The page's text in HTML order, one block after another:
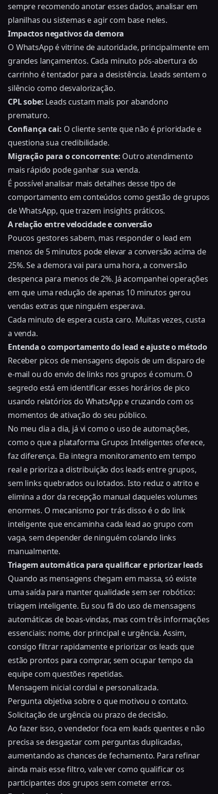
sempre recomendo anotar esses dados, analisar em
planilhas ou sistemas e agir com base neles.
Impactos negativos da demora
O WhatsApp é vitrine de autoridade, principalmente em
grandes lançamentos. Cada minuto pós-abertura do
carrinho é tentador para a desistência. Leads sentem o
silêncio como desvalorização.
CPL sobe: Leads custam mais por abandono
prematuro.
Confiança cai: O cliente sente que não é prioridade e
questiona sua credibilidade.
Migração para o concorrente: Outro atendimento
mais rápido pode ganhar sua venda.
É possível analisar mais detalhes desse tipo de
comportamento em conteúdos como gestão de grupos
de WhatsApp, que trazem insights práticos.
A relação entre velocidade e conversão
Poucos gestores sabem, mas responder o lead em
menos de 5 minutos pode elevar a conversão acima de
25%. Se a demora vai para uma hora, a conversão
despenca para menos de 2%. Já acompanhei operações
em que uma redução de apenas 10 minutos gerou
vendas extras que ninguém esperava.
Cada minuto de espera custa caro. Muitas vezes, custa
a venda.
Entenda o comportamento do lead e ajuste o método
Receber picos de mensagens depois de um disparo de
e-mail ou do envio de links nos grupos é comum. O
segredo está em identificar esses horários de pico
usando relatórios do WhatsApp e cruzando com os
momentos de ativação do seu público.
No meu dia a dia, já vi como o uso de automações,
como o que a plataforma Grupos Inteligentes oferece,
faz diferença. Ela integra monitoramento em tempo
real e prioriza a distribuição dos leads entre grupos,
sem links quebrados ou lotados. Isto reduz o atrito e
elimina a dor da recepção manual daqueles volumes
enormes. O mecanismo por trás disso é o do link
inteligente que encaminha cada lead ao grupo com
vaga, sem depender de ninguém colando links
manualmente.
Triagem automática para qualificar e priorizar leads
Quando as mensagens chegam em massa, só existe
uma saída para manter qualidade sem ser robótico:
triagem inteligente. Eu sou fã do uso de mensagens
automáticas de boas-vindas, mas com três informações
essenciais: nome, dor principal e urgência. Assim,
consigo filtrar rapidamente e priorizar os leads que
estão prontos para comprar, sem ocupar tempo da
equipe com questões repetidas.
Mensagem inicial cordial e personalizada.
Pergunta objetiva sobre o que motivou o contato.
Solicitação de urgência ou prazo de decisão.
Ao fazer isso, o vendedor foca em leads quentes e não
precisa se desgastar com perguntas duplicadas,
aumentando as chances de fechamento. Para refinar
ainda mais esse filtro, vale ver como qualificar os
participantes dos grupos sem cometer erros.